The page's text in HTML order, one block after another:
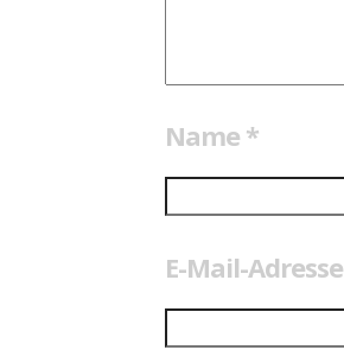
Name *
E-Mail-